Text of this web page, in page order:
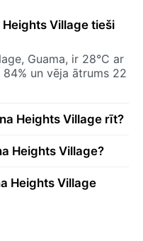
Village tieši
Guama, ir 28°C ar
un vēja ātrums 22
Heights Village rīt?
Heights Village?
Heights Village